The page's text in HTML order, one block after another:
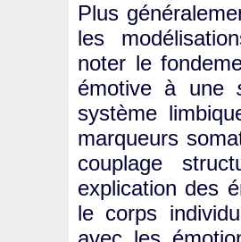
Plus
les
noter le
émotive à une
système
marqueurs
couplage
explication des
le corps